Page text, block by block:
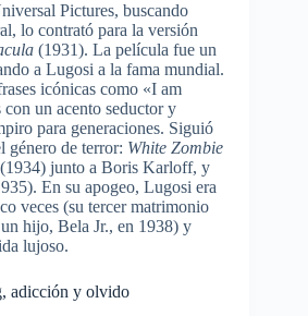
Pictures, buscando
lo contrató para la versión
(1931). La película fue un
a Lugosi a la fama mundial.
icónicas como «I am
un acento seductor y
para generaciones. Siguió
género de terror: White Zombie
junto a Boris Karloff, y
En su apogeo, Lugosi era
veces (su tercer matrimonio
hijo, Bela Jr., en 1938) y
lujoso.
adicción y olvido